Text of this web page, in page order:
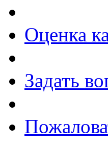
Оценка
Задать